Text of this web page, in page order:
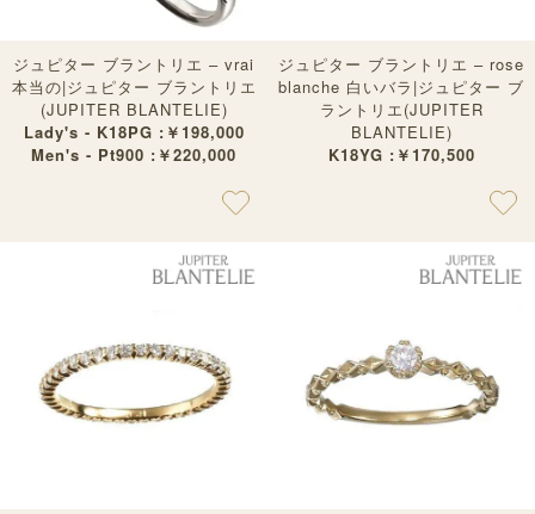
ジュピター ブラントリエ – vrai
本当の|ジュピター ブラントリエ
(JUPITER BLANTELIE)
Lady's - K18PG :￥198,000
Men's - Pt900 :￥220,000
ジュピター ブラントリエ – rose
blanche 白いバラ|ジュピター ブ
ラントリエ(JUPITER
BLANTELIE)
K18YG :￥170,500